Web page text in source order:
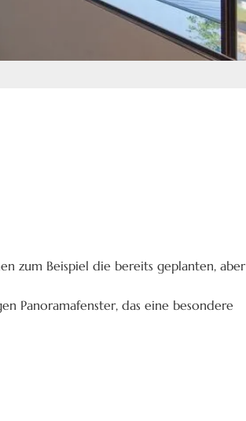
zum Beispiel die bereits geplanten, aber
Panoramafenster, das eine besondere